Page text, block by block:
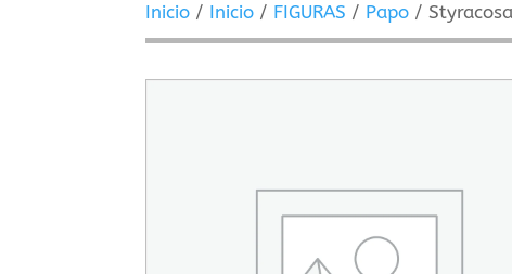
Inicio / Inicio / FIGURAS / Papo /